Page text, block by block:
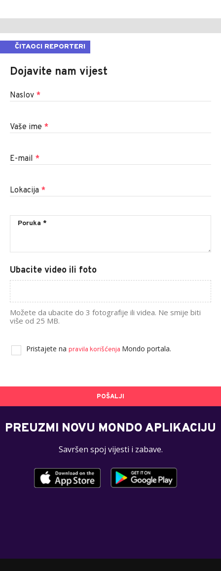
ČITAOCI REPORTERI
Dojavite nam vijest
Naslov *
Vaše ime *
E-mail *
Lokacija *
Ubacite video ili foto
Možete da ubacite do 3 fotografije ili videa. Ne smije biti
više od 25 MB.
Pristajete na pravila korišćenja Mondo portala.
POŠALJI
PREUZMI NOVU MONDO APLIKACIJU
Savršen spoj vijesti i zabave.